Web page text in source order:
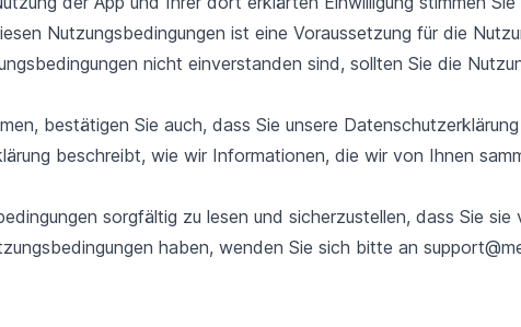
Nutzungsbedingungen ist eine Voraussetzung für die
nicht einverstanden sind, sollten Sie die
bestätigen Sie auch, dass Sie unsere
beschreibt, wie wir Informationen, die wir von Ihnen
sorgfältig zu lesen und sicherzustellen, dass Sie sie
haben, wenden Sie sich bitte an